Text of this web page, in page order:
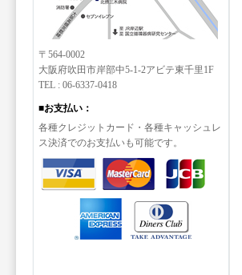
〒564-0002
大阪府吹田市岸部中5-1-2アビテ東千里1F
TEL : 06-6337-0418
■お支払い：
各種クレジットカード・各種キャッシュレ
ス決済でのお支払いも可能です。